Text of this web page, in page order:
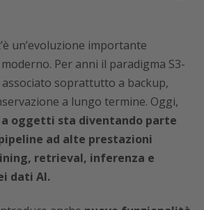
un’evoluzione importante
Per anni il paradigma S3-
soprattutto a backup,
a lungo termine. Oggi,
oggetti sta diventando parte
ad alte prestazioni
retrieval, inferenza e
dati AI.